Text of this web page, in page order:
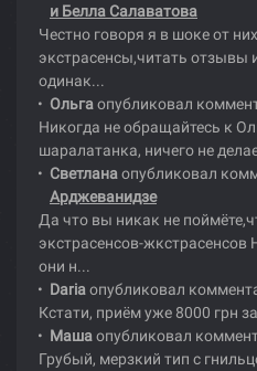
и Белла Салаватова
Честно говоря я в шоке от
экстрасенсы,читать отзывы
одинак...
Ольгаопубликовал
Никогда не обращайтесь к
шаралатанка, ничего не
Светланаопубликовал
Арджеванидзе
Да что вы никак не
экстрасенсов-
они н...
Dariaопубликовал
Кстати, приём уже 8000 грн
Машаопубликовал
Грубый, мерзкий тип с